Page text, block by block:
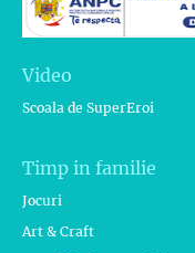
Video
Scoala de SuperEroi
Timp in familie
Jocuri
Art & Craft